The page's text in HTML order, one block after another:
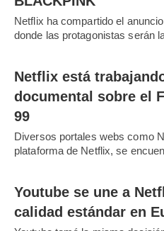
Netflix ha compartido el
donde las protagonistas serán
Netflix está
documental sobre el
99
Diversos portales webs como
plataforma de Netflix, se
Youtube se une a
calidad estándar en